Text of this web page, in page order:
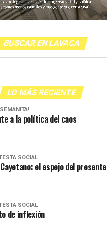
BUSCAR EN LAVACA
LO MÁS RECIENTE
a la política del caos
SOCIAL
el espejo del presente
SOCIAL
de inflexión